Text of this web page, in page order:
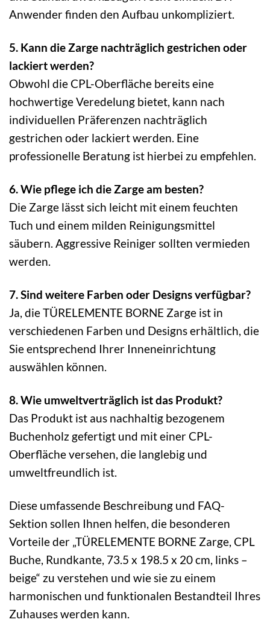
Anwender finden den Aufbau unkompliziert.
5. Kann die Zarge nachträglich gestrichen oder
lackiert werden?
Obwohl die CPL-Oberfläche bereits eine
hochwertige Veredelung bietet, kann nach
individuellen Präferenzen nachträglich
gestrichen oder lackiert werden. Eine
professionelle Beratung ist hierbei zu empfehlen.
6. Wie pflege ich die Zarge am besten?
Die Zarge lässt sich leicht mit einem feuchten
Tuch und einem milden Reinigungsmittel
säubern. Aggressive Reiniger sollten vermieden
werden.
7. Sind weitere Farben oder Designs verfügbar?
Ja, die TÜRELEMENTE BORNE Zarge ist in
verschiedenen Farben und Designs erhältlich, die
Sie entsprechend Ihrer Inneneinrichtung
auswählen können.
8. Wie umweltverträglich ist das Produkt?
Das Produkt ist aus nachhaltig bezogenem
Buchenholz gefertigt und mit einer CPL-
Oberfläche versehen, die langlebig und
umweltfreundlich ist.
Diese umfassende Beschreibung und FAQ-
Sektion sollen Ihnen helfen, die besonderen
Vorteile der „TÜRELEMENTE BORNE Zarge, CPL
Buche, Rundkante, 73.5 x 198.5 x 20 cm, links –
beige“ zu verstehen und wie sie zu einem
harmonischen und funktionalen Bestandteil Ihres
Zuhauses werden kann.